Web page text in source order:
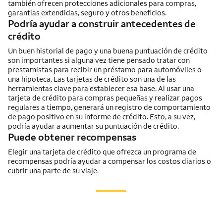
también ofrecen protecciones adicionales para compras,
garantías extendidas, seguro y otros beneficios.
Podría ayudar a construir antecedentes de
crédito
Un buen historial de pago y una buena puntuación de crédito
son importantes si alguna vez tiene pensado tratar con
prestamistas para recibir un préstamo para automóviles o
una hipoteca. Las tarjetas de crédito son una de las
herramientas clave para establecer esa base. Al usar una
tarjeta de crédito para compras pequeñas y realizar pagos
regulares a tiempo, generará un registro de comportamiento
de pago positivo en su informe de crédito. Esto, a su vez,
podría ayudar a aumentar su puntuación de crédito.
Puede obtener recompensas
Elegir una tarjeta de crédito que ofrezca un programa de
recompensas podría ayudar a compensar los costos diarios o
cubrir una parte de su viaje.